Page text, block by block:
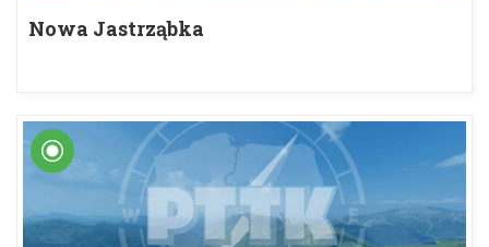
Nowa Jastrząbka